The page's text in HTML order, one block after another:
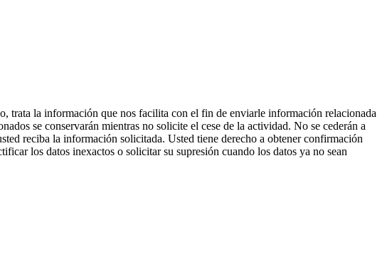
trata la información que nos facilita con el fin de enviarle información relacionada
se conservarán mientras no solicite el cese de la actividad. No se cederán a
reciba la información solicitada. Usted tiene derecho a obtener confirmación
los datos inexactos o solicitar su supresión cuando los datos ya no sean